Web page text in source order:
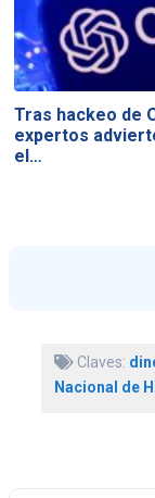
Tras hackeo de
expertos
el…
Claves:
Nacional de